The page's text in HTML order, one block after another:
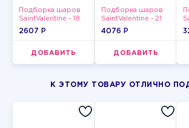
Подборка шаров
SaintValentine - 18
2607 P
ДОБАВИТЬ
Подборка шаров
SaintValentine - 21
4076 P
ДОБАВИТЬ
К ЭТОМУ ТОВАРУ ОТЛИЧНО